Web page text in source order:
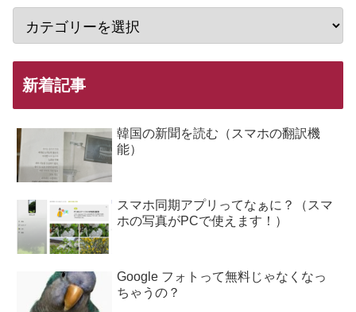
新着記事
韓国の新聞を読む（スマホの翻訳機
能）
スマホ同期アプリってなぁに？（スマ
ホの写真がPCで使えます！）
Google フォトって無料じゃなくなっ
ちゃうの？